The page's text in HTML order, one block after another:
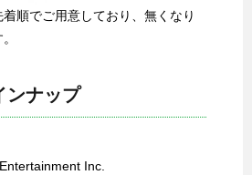
順でご用意しており、無くなり
ンナップ
Inc.